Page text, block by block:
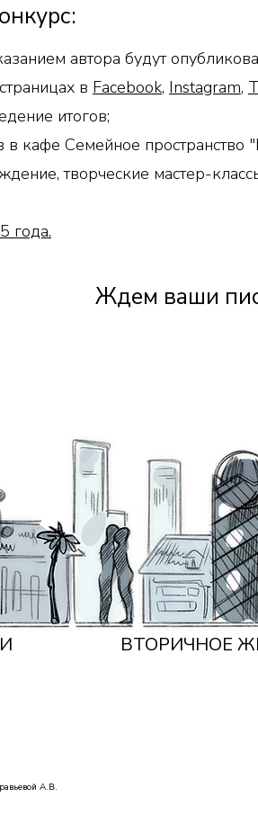
автора будут
в Facebook, Instagram,
итогов;
в кафе Семейное пространство
творческие мастер-
года.
Ждем ваши
ВТОРИЧНОЕ
А.В.